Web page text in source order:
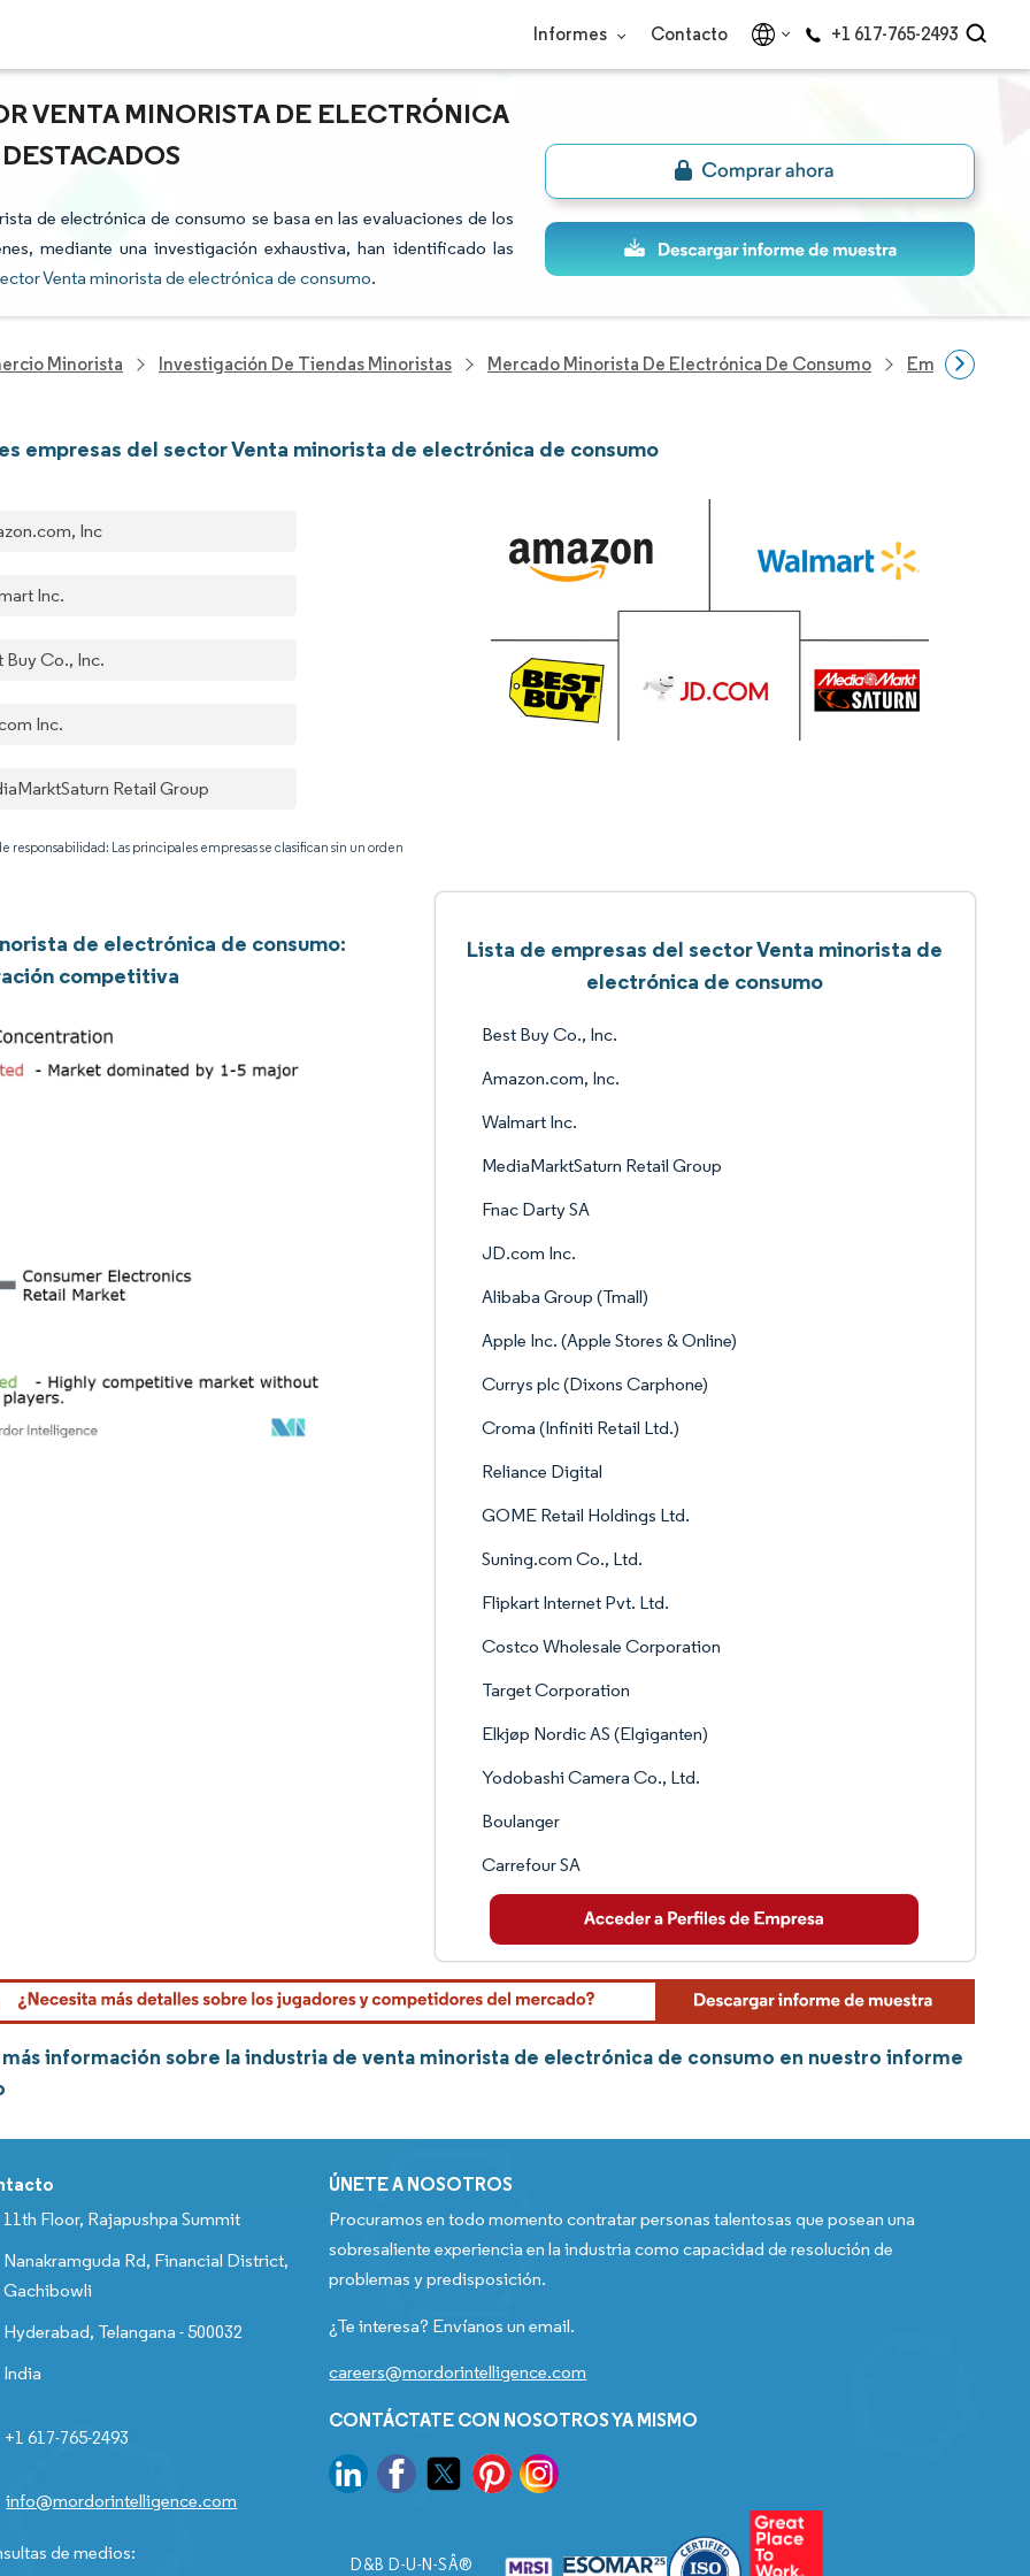
Informes Contacto +1 617-765-2493
VENTA MINORISTA DE ELECTRÓNICA
de electrónica de consumo se basa en las evaluaciones de los
mediante una investigación exhaustiva, han identificado las
Venta minorista de electrónica de consumo.
Minorista Investigación De Tiendas Minoristas Mercado Minorista De Electrónica De Consumo Empresas Del
empresas del sector Venta minorista de electrónica de consumo
Inc
Inc.
Buy Co., Inc.
Inc.
Retail Group
responsabilidad: Las principales empresas se clasifican sin un orden
de electrónica de consumo:
competitiva
Lista de empresas del sector Venta minorista de
electrónica de consumo
Best Buy Co., Inc.
Amazon.com, Inc.
Walmart Inc.
MediaMarktSaturn Retail Group
Fnac Darty SA
JD.com Inc.
Alibaba Group (Tmall)
Apple Inc. (Apple Stores & Online)
Currys plc (Dixons Carphone)
Croma (Infiniti Retail Ltd.)
Reliance Digital
GOME Retail Holdings Ltd.
Suning.com Co., Ltd.
Flipkart Internet Pvt. Ltd.
Costco Wholesale Corporation
Target Corporation
Elkjøp Nordic AS (Elgiganten)
Yodobashi Camera Co., Ltd.
Boulanger
Carrefour SA
información sobre la industria de venta minorista de electrónica de consumo en nuestro informe
11th Floor, Rajapushpa Summit
Nanakramguda Rd, Financial District,
Gachibowli
Hyderabad, Telangana - 500032
India
+1 617-765-2493
info@mordorintelligence.com
de medios:
ÚNETE A NOSOTROS
Procuramos en todo momento contratar personas talentosas que posean una
sobresaliente experiencia en la industria como capacidad de resolución de
problemas y predisposición.
¿Te interesa? Envíanos un email.
careers@mordorintelligence.com
CONTÁCTATE CON NOSOTROS YA MISMO
D&B D-U-N-SÂ®